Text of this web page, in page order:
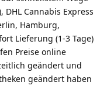
DHL Cannabis Express
Hamburg,
Lieferung (1-3 Tage)
Preise online
geändert und
geändert haben